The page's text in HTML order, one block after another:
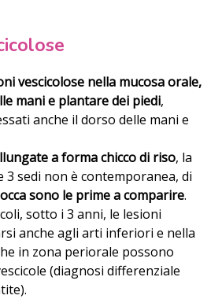
vescicolose nella mucosa orale,
mani e plantare dei piedi,
anche il dorso delle mani e
a forma chicco di riso, la
3 sedi non è contemporanea, di
sono le prime a comparire.
sotto i 3 anni, le lesioni
anche agli arti inferiori e nella
in zona periorale possono
(diagnosi differenziale